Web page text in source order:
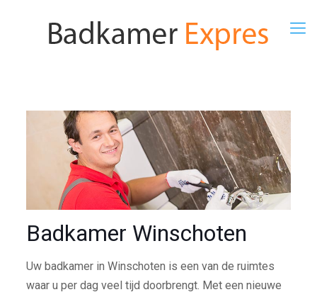
Badkamer Winschoten
Uw badkamer in Winschoten is een van de ruimtes
waar u per dag veel tijd doorbrengt. Met een nieuwe